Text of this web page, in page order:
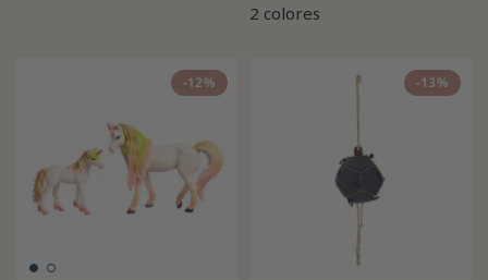
2 colores
-12% -13%